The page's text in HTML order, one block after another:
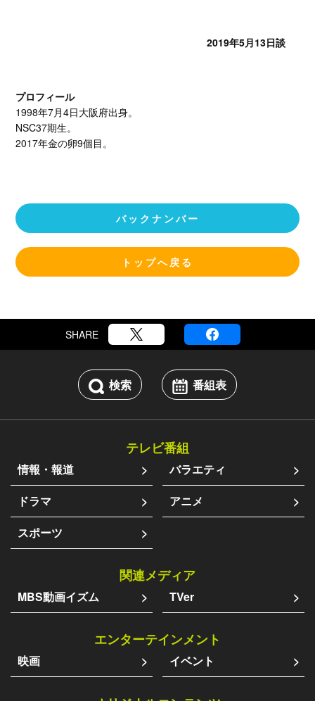
2019年5月13日談
プロフィール
1998年7月4日大阪府出身。
NSC37期生。
2017年金の卵9個目。
バックナンバー
トップへ戻る
SHARE
検索 番組表
テレビ番組
情報・報道
バラエティ
ドラマ
アニメ
スポーツ
関連メディア
MBS動画イズム TVer
エンターテインメント
映画 イベント